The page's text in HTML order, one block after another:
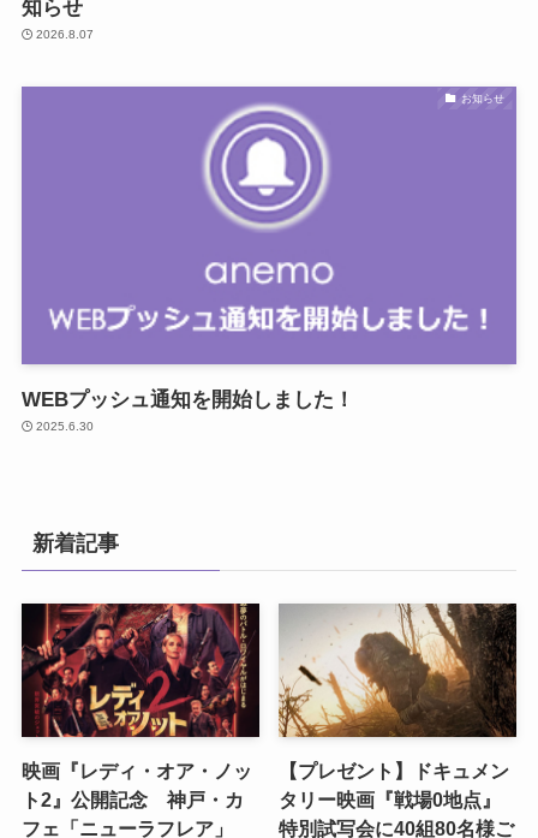
知らせ
2026.8.07
お知らせ
WEBプッシュ通知を開始しました！
2025.6.30
新着記事
映画『レディ・オア・ノッ
ト2』公開記念 神戸・カ
フェ「ニューラフレア」
【プレゼント】ドキュメン
タリー映画『戦場0地点』
特別試写会に40組80名様ご